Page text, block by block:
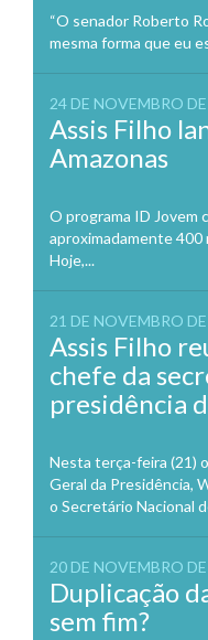
“O senador Roberto
mesma forma que eu
24 DE NOVEMBRO
Assis Filho
Amazonas
O programa ID Jovem
aproximadamente 400
Hoje,...
21 DE NOVEMBRO
Assis Filho
chefe da
presidência
Nesta terça-feira (21)
Geral da Presidência,
o Secretário Nacional
20 DE NOVEMBRO
Duplicação
sem fim?